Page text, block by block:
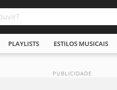
PLAYLISTS ESTILOS MUSICAIS